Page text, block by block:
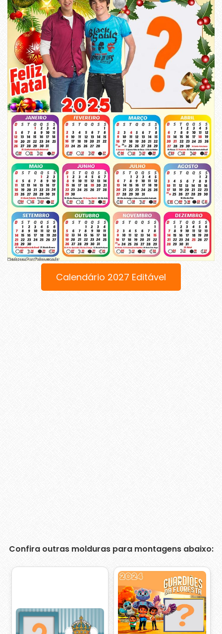
Calendário 2027 Editável
Confira outras molduras para montagens abaixo: